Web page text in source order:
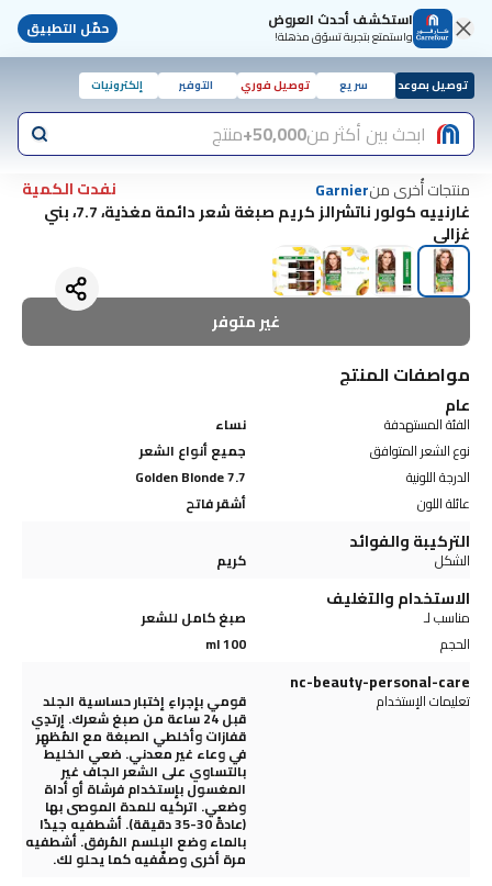
استكشف أحدث العروض
واستمتع بتجربة تسوّق مذهلة! حمّل التطبيق
توصيل بموعد سريع توصيل فوري التوفير إلكترونيات
ابحث بين أكثر من50,000+ منتج
منتجات أُخرى منGarnier
نفدت الكمية
غارنييه كولور ناتشرالز كريم صبغة شعر دائمة مغذية، 7.7، بني
غزالي
غير متوفر
مواصفات المنتج
عام
الفئة المستهدفة
نساء
نوع الشعر المتوافق
جميع أنواع الشعر
الدرجة اللونية
Golden Blonde 7.7
عائلة اللون
أشقر فاتح
التركيبة والفوائد
الشكل كريم
الاستخدام والتغليف
مناسب لـ
صبغ كامل للشعر
الحجم
100 ml
nc-beauty-personal-care
تعليمات الإستخدام قومي بإجراءِ إختبار حساسية الجلد
قبل 24 ساعة من صبغ شعرك. إرتدِي
قفازات وأخلطي الصبغة مع المُظهِر
في وعاء غير معدني. ضعي الخليط
بالتساوي على الشعر الجاف غير
المغسول بإستخدام فرشاة أو أداة
وضعي. اتركيه للمدة الموصى بها
(عادةً 30-35 دقيقة). أشطفيه جيدًا
بالماء وضع البلسم المُرفق. أشطفيه
مرة أخرى وصفّفيه كما يحلو لك.